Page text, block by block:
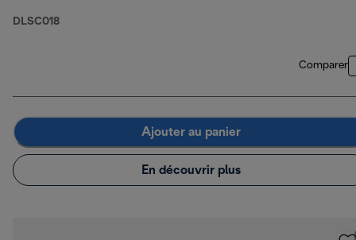
DLSC018
Comparer
Ajouter au panier
En découvrir plus